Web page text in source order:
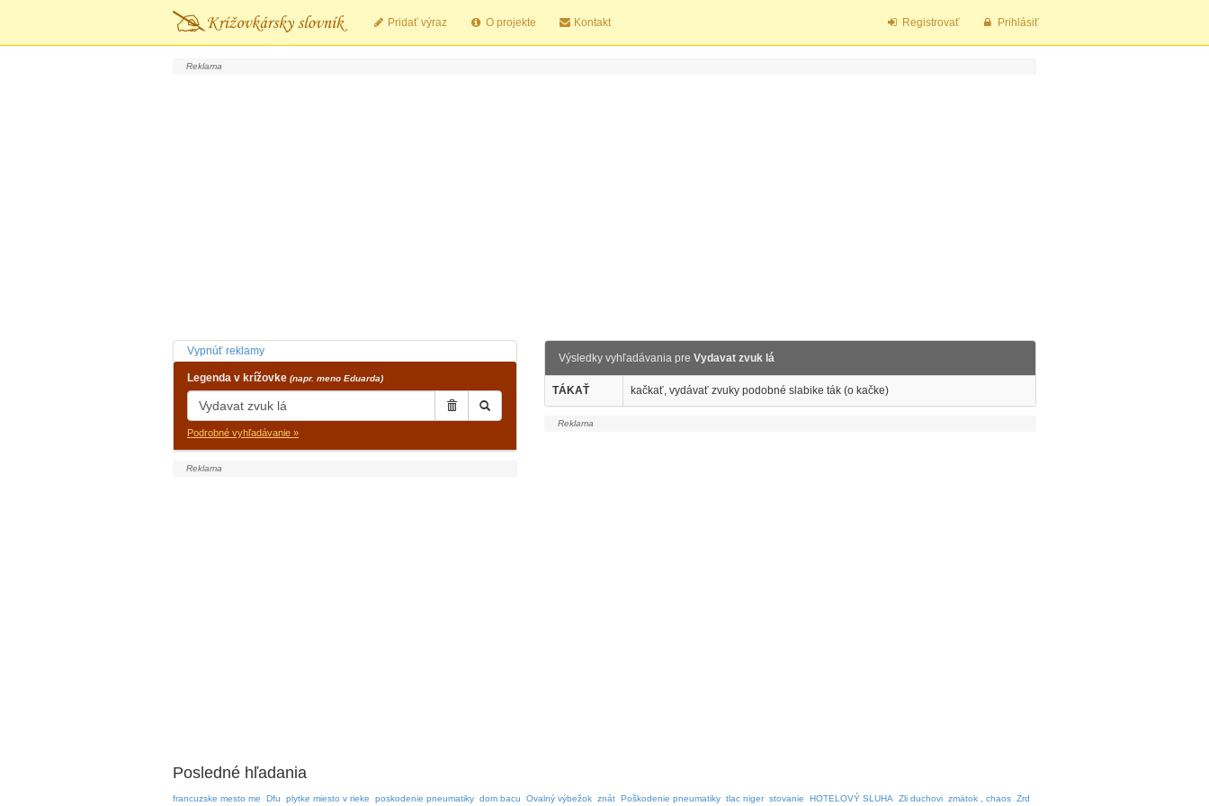
Pridať výraz O projekte Kontakt Registrovať Prihlásiť
Vypnúť reklamy
Legenda v krížovke (napr. meno Eduarda)
Podrobné vyhľadávanie »
Výsledky vyhľadávania pre Vydavat zvuk lá
TÁKAŤ kačkať, vydávať zvuky podobné slabike ták (o kačke)
Posledné hľadania
francuzske mesto me Dfu plytke miesto v rieke poskodenie pneumatiky dom bacu Ovalný výbežok znát Poškodenie pneumatiky tlac niger stovanie HOTELOVÝ SLUHA Zli duchovi zmätok , chaos Zrd